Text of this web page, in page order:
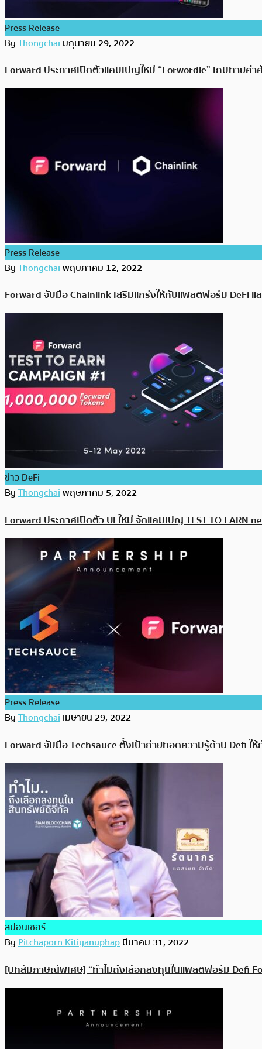
Press Release
ByThongchaiมิถุนายน 29, 2022
Forward ประกาศเปิดตัวแคมเปญใหม่ “Forwordle” เกมทาย
Press Release
ByThongchaiพฤษภาคม 12, 2022
Forward จับมือ Chainlink เสริมแกร่งให้กับแพลตฟอร์ม DeFi แ
ข่าว DeFi
ByThongchaiพฤษภาคม 5, 2022
Forward ประกาศเปิดตัว UI ใหม่ จัดแคมเปญ TEST TO EARN
Press Release
ByThongchaiเมษายน 29, 2022
Forward จับมือ Techsauce ตั้งเป้าถ่ายทอดความรู้ด้าน Defi ให้
สปอนเซอร์
ByPitchaporn Kitiyanuphapมีนาคม 31, 2022
[บทสัมภาษณ์พิเศษ] “ทำไมถึงเลือกลงทุนในแพลตฟอร์ม Defi